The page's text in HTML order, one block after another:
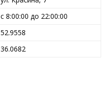
с 8:00:00 до 22:00:00
52.9558
36.0682